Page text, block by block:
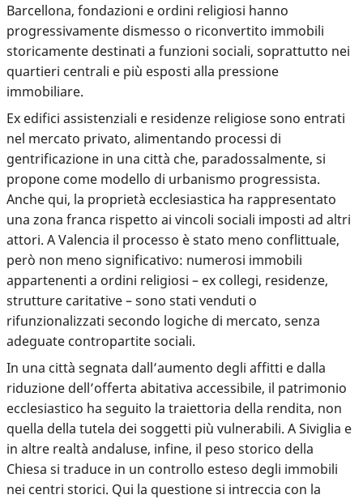
Barcellona, fondazioni e ordini religiosi hanno
progressivamente dismesso o riconvertito immobili
storicamente destinati a funzioni sociali, soprattutto nei
quartieri centrali e più esposti alla pressione
immobiliare.
Ex edifici assistenziali e residenze religiose sono entrati
nel mercato privato, alimentando processi di
gentrificazione in una città che, paradossalmente, si
propone come modello di urbanismo progressista.
Anche qui, la proprietà ecclesiastica ha rappresentato
una zona franca rispetto ai vincoli sociali imposti ad altri
attori. A Valencia il processo è stato meno conflittuale,
però non meno significativo: numerosi immobili
appartenenti a ordini religiosi – ex collegi, residenze,
strutture caritative – sono stati venduti o
rifunzionalizzati secondo logiche di mercato, senza
adeguate contropartite sociali.
In una città segnata dall’aumento degli affitti e dalla
riduzione dell’offerta abitativa accessibile, il patrimonio
ecclesiastico ha seguito la traiettoria della rendita, non
quella della tutela dei soggetti più vulnerabili. A Siviglia e
in altre realtà andaluse, infine, il peso storico della
Chiesa si traduce in un controllo esteso degli immobili
nei centri storici. Qui la questione si intreccia con la